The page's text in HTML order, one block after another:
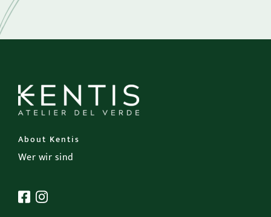
About Kentis
Wer wir sind